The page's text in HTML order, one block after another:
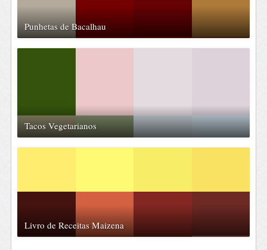
Punhetas de Bacalhau
Tacos Vegetarianos
Livro de Receitas Maizena